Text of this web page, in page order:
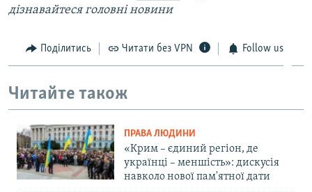
дізнавайтеся головні новини
Поділитись Читати без VPN Follow us
Читайте також
ПРАВА ЛЮДИНИ
«Крим – єдиний регіон, де
українці – меншість»: дискусія
навколо нової пам'ятної дати